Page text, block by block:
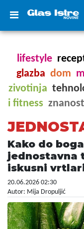
lifestyle
glazba dom
zivotinja
i fitness znanost
Kako do
jednostavna
iskusni
20.06.2026 02:30
Autor: Mija Dropuljić